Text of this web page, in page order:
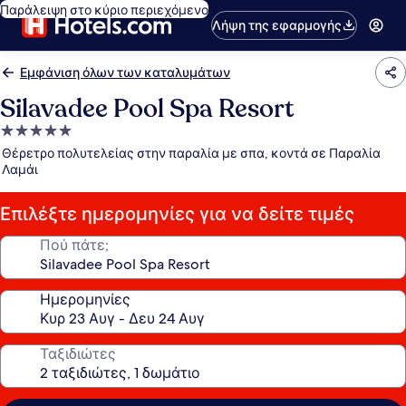
Παράλειψη στο κύριο περιεχόμενο
Λήψη της εφαρμογής
Εμφάνιση όλων των καταλυμάτων
Silavadee Pool Spa Resort
Κατάλυμα
με
5.0
αστέρια
Θέρετρο πολυτελείας στην παραλία με σπα, κοντά σε Παραλία
Λαμάι
Επιλέξτε ημερομηνίες για να δείτε τιμές
Πού πάτε;
Ημερομηνίες
Ταξιδιώτες